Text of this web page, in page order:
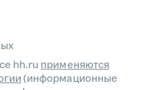
hh.ru применяются
(информационные